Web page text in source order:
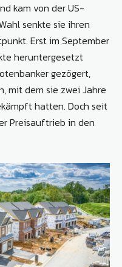
kam von der US-
senkte sie ihren
Erst im September
heruntergesetzt
gezögert,
mit dem sie zwei Jahre
hatten. Doch seit
Preisauftrieb in den